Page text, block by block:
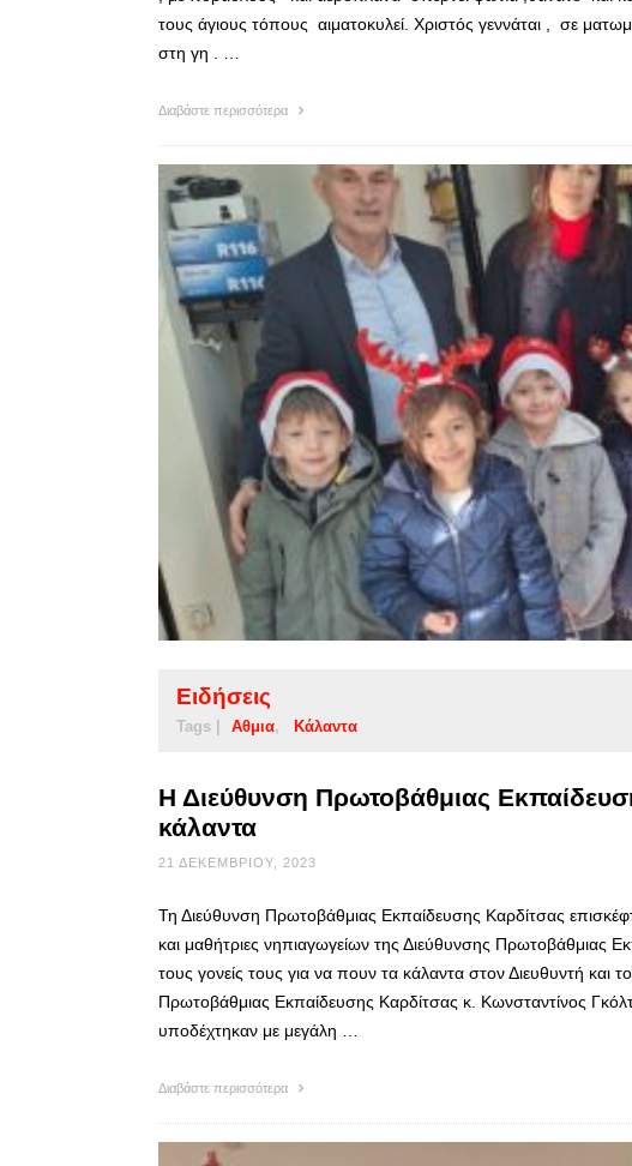
τους άγιους τόπους αιματοκυλεί. Χριστός γεννάται , σε
στη γη . …
Διαβάστε περισσότερα
Ειδήσεις
Tags | Αθμια Κάλαντα
Η Διεύθυνση Πρωτοβάθμιας
κάλαντα
21 ΔΕΚΕΜΒΡΊΟΥ, 2023
Τη Διεύθυνση Πρωτοβάθμιας Εκπαίδευσης Καρδίτσας
και μαθήτριες νηπιαγωγείων της Διεύθυνσης Πρωτοβάθμιας
τους γονείς τους για να πουν τα κάλαντα στον Διευθυντή και
Πρωτοβάθμιας Εκπαίδευσης Καρδίτσας κ. Κωνσταντίνος
υποδέχτηκαν με μεγάλη …
Διαβάστε περισσότερα